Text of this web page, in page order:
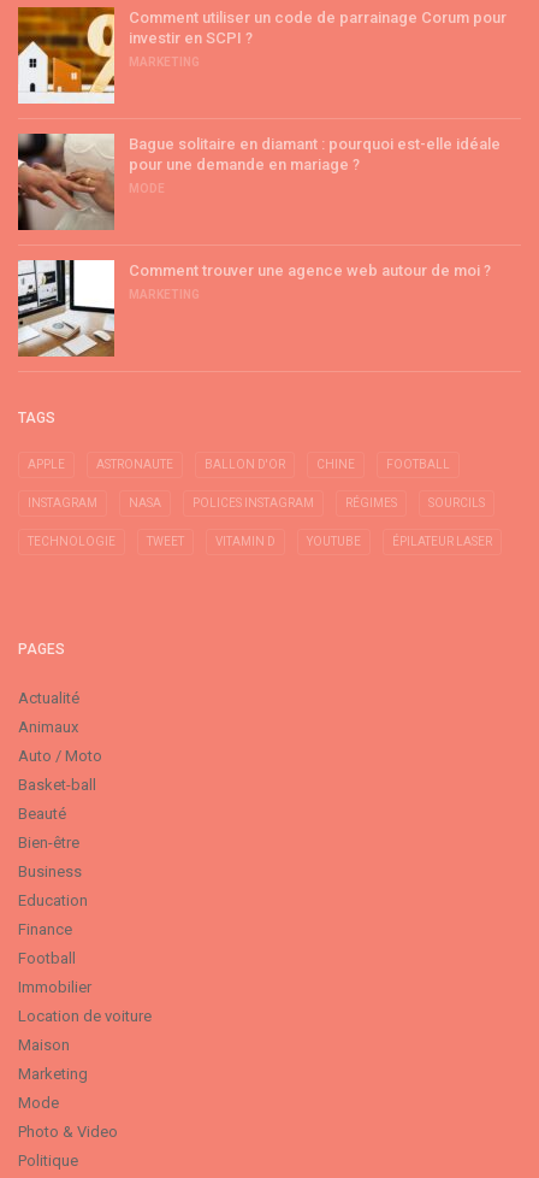
Comment utiliser un code de parrainage Corum pour
investir en SCPI ?
MARKETING
Bague solitaire en diamant : pourquoi est-elle idéale
pour une demande en mariage ?
MODE
Comment trouver une agence web autour de moi ?
MARKETING
TAGS
APPLE ASTRONAUTE BALLON D'OR CHINE FOOTBALL
INSTAGRAM NASA POLICES INSTAGRAM RÉGIMES SOURCILS
TECHNOLOGIE TWEET VITAMIN D YOUTUBE ÉPILATEUR LASER
PAGES
Actualité
Animaux
Auto / Moto
Basket-ball
Beauté
Bien-être
Business
Education
Finance
Football
Immobilier
Location de voiture
Maison
Marketing
Mode
Photo & Video
Politique